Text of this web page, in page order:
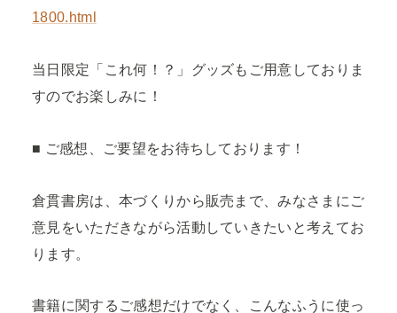
1800.html
当日限定「これ何！？」グッズもご用意しておりま
すのでお楽しみに！
■ ご感想、ご要望をお待ちしております！
倉貫書房は、本づくりから販売まで、みなさまにご
意見をいただきながら活動していきたいと考えてお
ります。
書籍に関するご感想だけでなく、こんなふうに使っ